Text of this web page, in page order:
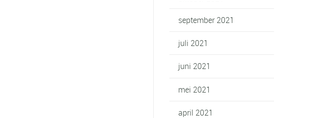
september 2021
juli 2021
juni 2021
mei 2021
april 2021